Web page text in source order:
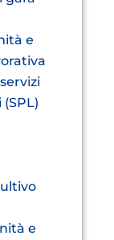
e
e